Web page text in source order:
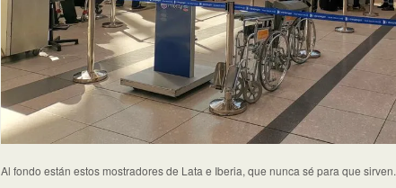
Al fondo están estos mostradores de Lata e Iberia, que nunca sé para que sirven.